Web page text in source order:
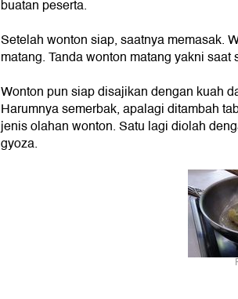
buatan peserta.
Setelah wonton siap, saatnya memasak.
matang. Tanda wonton matang yakni
Wonton pun siap disajikan dengan kuah
Harumnya semerbak, apalagi ditambah
jenis olahan wonton. Satu lagi diolah
gyoza.